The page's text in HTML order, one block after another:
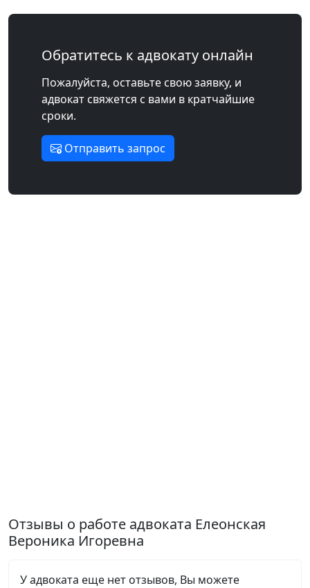
Обратитесь к адвокату онлайн
Пожалуйста, оставьте свою заявку, и
адвокат свяжется с вами в кратчайшие
сроки.
Отправить запрос
Отзывы о работе адвоката Елеонская
Вероника Игоревна
У адвоката еще нет отзывов, Вы можете